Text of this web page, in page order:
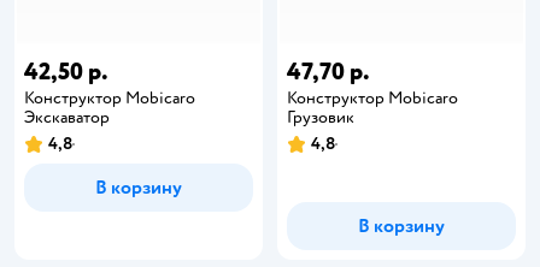
42,50 р.
Конструктор Mobicaro
Экскаватор
4,8
В корзину
47,70 р.
Конструктор Mobicaro
Грузовик
4,8
В корзину